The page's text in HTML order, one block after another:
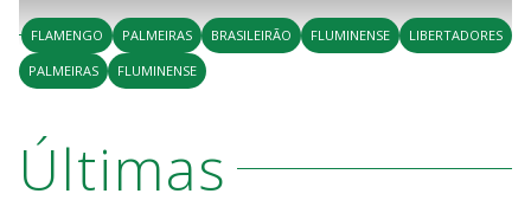
a
y
g
u
n
o
s
g
u
n
d
o
s
a
FLAMENGO PALMEIRAS BRASILEIRÃO FLUMINENSE
LIBERTADORES
PALMEIRAS
FLUMINENSE
Últimas